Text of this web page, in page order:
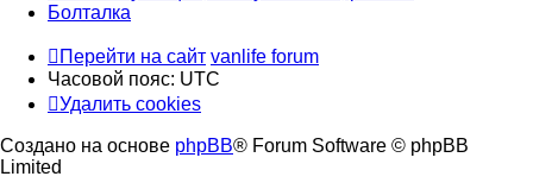
Болталка
Перейти на сайт vanlife forum
Часовой пояс: UTC
Удалить cookies
Создано на основе phpBB® Forum Software © phpBB
Limited